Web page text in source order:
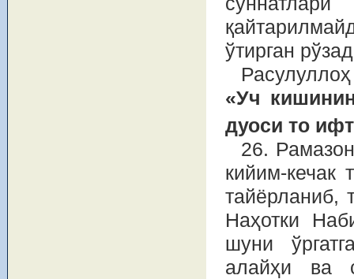
ўтирган
«Уч
дуоси то
26.
кийим-кечак
тайёрланиб,
Наҳотки
шуни
алайҳи ва